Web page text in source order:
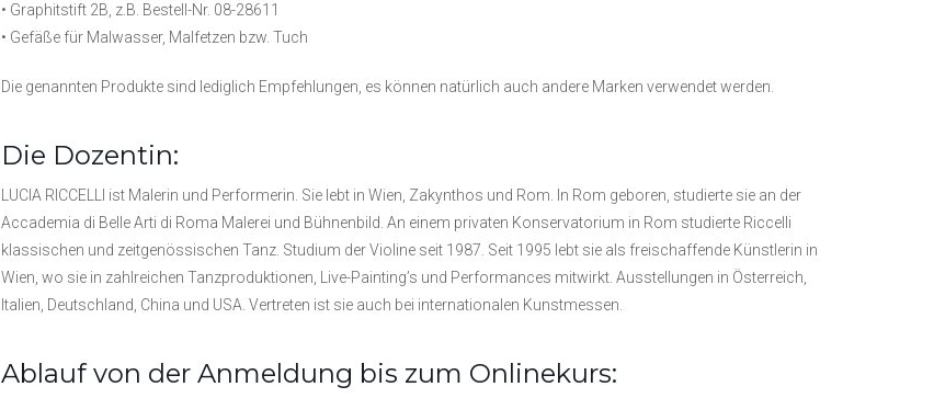
• Graphitstift 2B, z.B. Bestell-Nr. 08-28611
• Gefäße für Malwasser, Malfetzen bzw. Tuch
Die genannten Produkte sind lediglich Empfehlungen, es können natürlich auch andere Marken verwendet werden.
Die Dozentin:
LUCIA RICCELLI ist Malerin und Performerin. Sie lebt in Wien, Zakynthos und Rom. In Rom geboren, studierte sie an der
Accademia di Belle Arti di Roma Malerei und Bühnenbild. An einem privaten Konservatorium in Rom studierte Riccelli
klassischen und zeitgenössischen Tanz. Studium der Violine seit 1987. Seit 1995 lebt sie als freischaffende Künstlerin in
Wien, wo sie in zahlreichen Tanzproduktionen, Live-Painting’s und Performances mitwirkt. Ausstellungen in Österreich,
Italien, Deutschland, China und USA. Vertreten ist sie auch bei internationalen Kunstmessen.
Ablauf von der Anmeldung bis zum Onlinekurs: